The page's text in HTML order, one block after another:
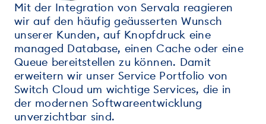
Mit der Integration von Servala reagieren
wir auf den häufig geäusserten Wunsch
unserer Kunden, auf Knopfdruck eine
managed Database, einen Cache oder eine
Queue bereitstellen zu können. Damit
erweitern wir unser Service Portfolio von
Switch Cloud um wichtige Services, die in
der modernen Softwareentwicklung
unverzichtbar sind.